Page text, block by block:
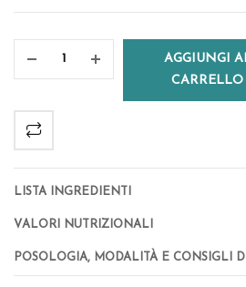
AGGIUNGI
CARRELLO
Lista Ingredienti
Valori Nutrizionali
Posologia, Modalità e Consigli